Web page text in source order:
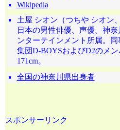
Wikipedia
土屋 シオン（つちや シオン
日本の男性俳優、声優。神
ンターテインメント所属。
集団D-BOYSおよびD2のメ
171cm。
全国の神奈川県出身者
スポンサーリンク